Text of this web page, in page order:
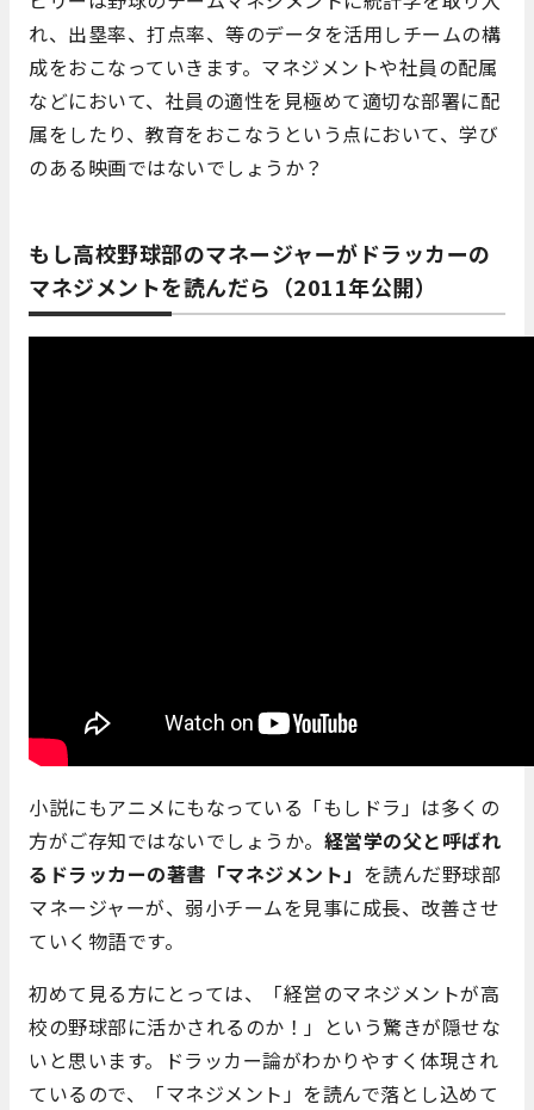
れ、出塁率、打点率、等のデータを活用しチームの構
成をおこなっていきます。マネジメントや社員の配属
などにおいて、社員の適性を見極めて適切な部署に配
属をしたり、教育をおこなうという点において、学び
のある映画ではないでしょうか？
もし高校野球部のマネージャーがドラッカーの
マネジメントを読んだら（2011年公開）
小説にもアニメにもなっている「もしドラ」は多くの
方がご存知ではないでしょうか。 経営学の父と呼ばれ
るドラッカーの著書「マネジメント」 を読んだ野球部
マネージャーが、弱小チームを見事に成長、改善させ
ていく物語です。
初めて見る方にとっては、「経営のマネジメントが高
校の野球部に活かされるのか！」という驚きが隠せな
いと思います。ドラッカー論がわかりやすく体現され
ているので、「マネジメント」を読んで落とし込めて